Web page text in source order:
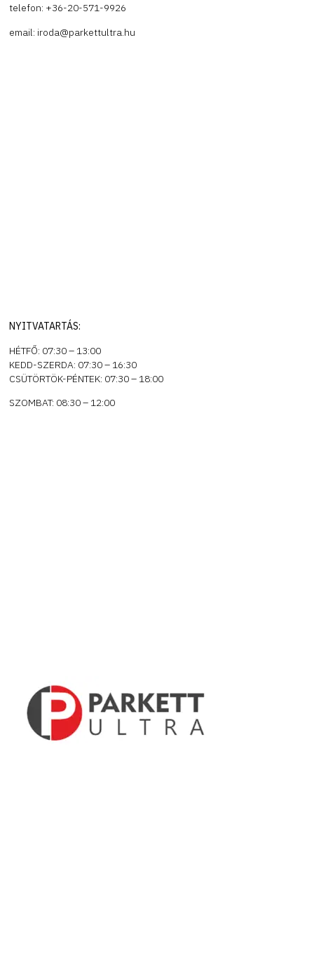
NYITVATARTÁS:
HÉTFŐ: 07:30 – 13:00
KEDD-SZERDA: 07:30 – 16:30
CSÜTÖRTÖK-PÉNTEK: 07:30 – 18:00
SZOMBAT: 08:30 – 12:00
telefon: +36-20-571-9926
email: iroda@parkettultra.hu